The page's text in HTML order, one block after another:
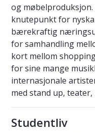
og møbelproduksjon.
knutepunkt for
bærekraftig
for samhandling
kort mellom
for sine mange
internasjonale
med stand up,
Studentliv